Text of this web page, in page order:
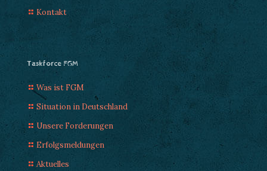
Kontakt
Taskforce FGM
Was ist FGM
Situation in Deutschland
Unsere Forderungen
Erfolgsmeldungen
Aktuelles